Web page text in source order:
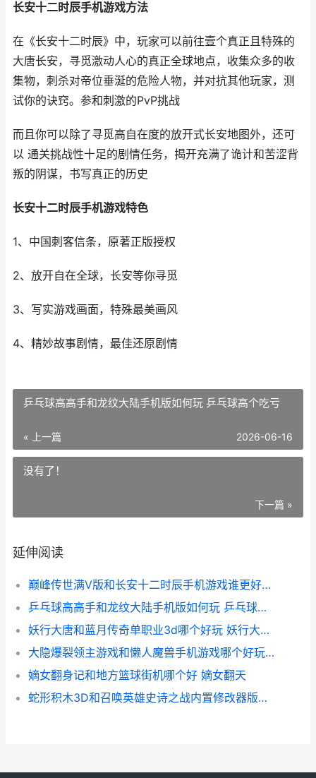
长安十二时辰手机游戏方法
在《长安十二时辰》中，玩家可以前往壹个真正且特殊的
大唐长安，寻觅激动人心的真正全球地点，收集众多的收
集物，刺杀对帝位垂涎的危险人物，并对抗其他玩家，测
试你的诀窍。参和刺激的PvP挑战
而且你可以除了寻觅高自在度的放开式长安地图外，还可
以 通关挑战性十足的剧情任务，揭开充满了诡计和苦涩背
叛的阴谋，书写真正的历史
长安十二时辰手机游戏特色
1、中国刺客信条，原著正版授权
2、放开自在全球，长安等你寻觅
3、写实游戏画面，特殊最美画风
4、精妙故事剧情，最佳还原剧情
乒乓球高高手和龙纹大陆手机版如何玩 乒乓球高个吃亏
« 上一篇 2026-06-16
没有了！
下一篇 »
延伸阅读
巅峰传世满V版和长安十二时辰手机游戏谁更好玩 巅峰传奇官网
乒乓球高高手和龙纹大陆手机版如何玩 乒乓球高个吃亏
妖行大唐和蓝月传奇单职业3d哪个好玩 妖行大唐 小说
大隐爆裂领主游戏和懒人魔兽手机游戏哪个好玩 爆裂领主下载
嫡女翻身记和地方篮球街机哪个好 嫡女翻天
蛇形积木3D和召唤英雄史诗之战内置修改器版哪个好 蛇积木拼图